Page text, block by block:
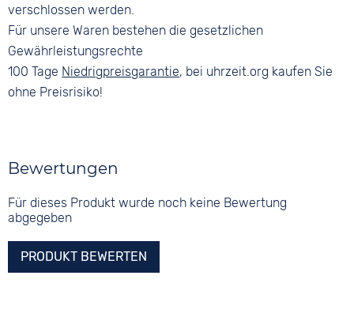
verschlossen werden.
Für unsere Waren bestehen die gesetzlichen
Gewährleistungsrechte
100 Tage Niedrigpreisgarantie, bei uhrzeit.org kaufen Sie
ohne Preisrisiko!
Bewertungen
Für dieses Produkt wurde noch keine Bewertung
abgegeben
PRODUKT BEWERTEN